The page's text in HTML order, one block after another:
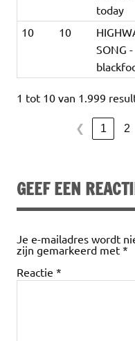
today
10 10
SONG -
1 tot 10 van 1.999
❮ 1 2
GEEF EEN
Je e-mailadres wordt
zijn gemarkeerd met *
Reactie *